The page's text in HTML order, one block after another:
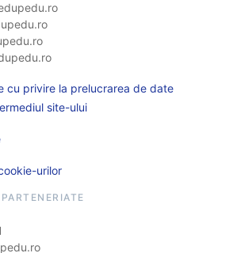
cu privire la prelucrarea de date
site-ului
urilor